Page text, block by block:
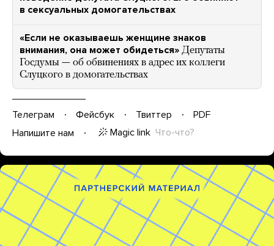
в сексуальных домогательствах
«Если не оказываешь женщине знаков
внимания, она может обидеться» Депутаты
Госдумы — об обвинениях в адрес их коллеги
Слуцкого в домогательствах
Телеграм Фейсбук Твиттер
PDF
Напишите нам
Magic link Что-что?